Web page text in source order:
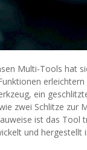
Multi-Tools hat
ein
zwei Schlitze zur
ist das
und hergestellt